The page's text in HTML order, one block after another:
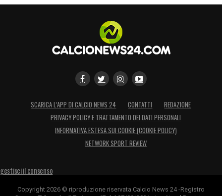
SCARICA L’APP DI CALCIO NEWS 24 CONTATTI
REDAZIONE
PRIVACY POLICY E TRATTAMENTO DEI DATI PERSONALI
INFORMATIVA ESTESA SUI COOKIE (COOKIE POLICY)
NETWORK SPORT REVIEW
gestisci il consenso
Copyright 2026 © riproduzione riservata Calcio News 24 -Registro